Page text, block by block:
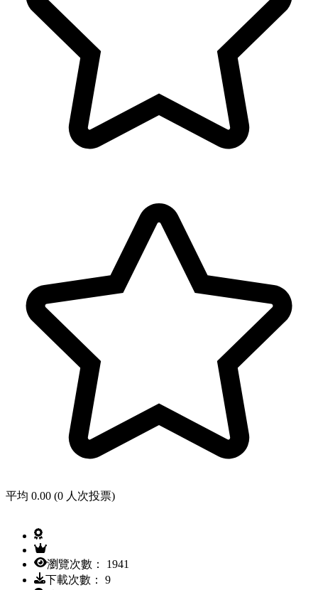
平均 0.00 (0 人次投票)
瀏覽次數： 1941
下載次數： 9